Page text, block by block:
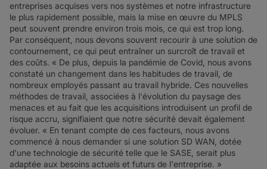
entreprises acquises vers nos systèmes et notre infrastructure
le plus rapidement possible, mais la mise en œuvre du MPLS
peut souvent prendre environ trois mois, ce qui est trop long.
Par conséquent, nous devons souvent recourir à une solution de
contournement, ce qui peut entraîner un surcroît de travail et
des coûts. « De plus, depuis la pandémie de Covid, nous avons
constaté un changement dans les habitudes de travail, de
nombreux employés passant au travail hybride. Ces nouvelles
méthodes de travail, associées à l'évolution du paysage des
menaces et au fait que les acquisitions introduisent un profil de
risque accru, signifiaient que notre sécurité devait également
évoluer. « En tenant compte de ces facteurs, nous avons
commencé à nous demander si une solution SD WAN, dotée
d'une technologie de sécurité telle que le SASE, serait plus
adaptée aux besoins actuels et futurs de l'entreprise. »